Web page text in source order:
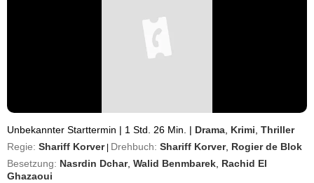
Unbekannter Starttermin | 1 Std. 26 Min. | Drama Krimi Thriller
Regie: Shariff Korver Drehbuch: Shariff Korver, Rogier de Blok
Besetzung: Nasrdin Dchar, Walid Benmbarek Rachid El
Ghazaoui